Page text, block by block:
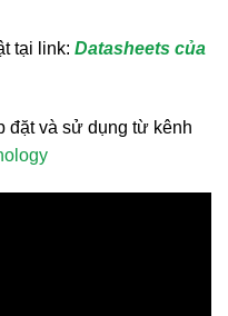
tại link: Datasheets của
đặt và sử dụng từ kênh